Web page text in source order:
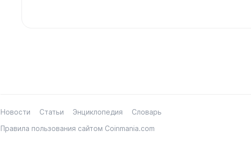
Новости Статьи Энциклопедия
Словарь
Правила пользования сайтом Coinmania.com